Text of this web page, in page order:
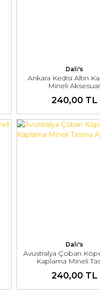
Dali's
Ankara Kedisi Altın
Mineli Aksesuar
240,00 TL
Dali's
Avustralya Çoban
Kaplama Mineli
240,00 TL